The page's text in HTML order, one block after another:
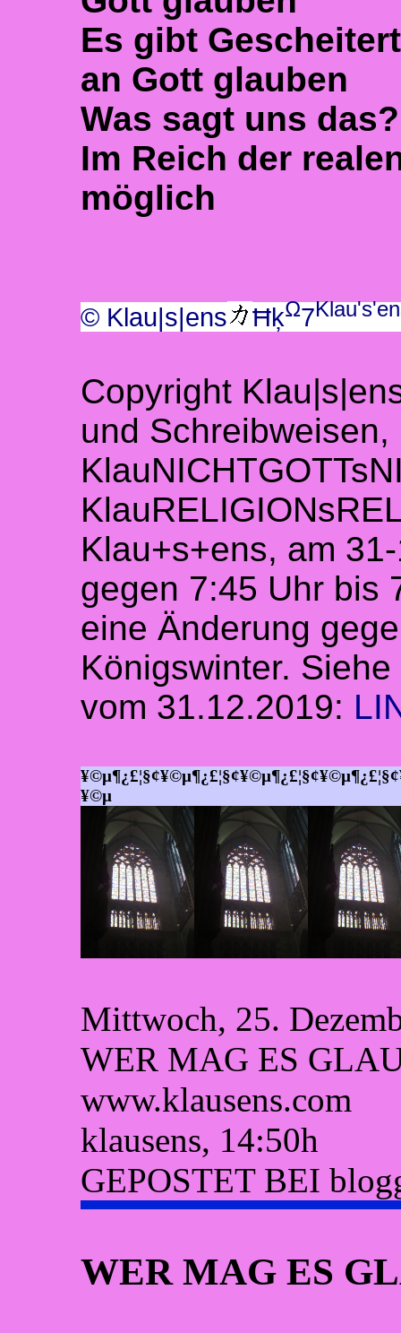
Es gibt
an Gott glauben
Was sagt uns das?
Im Reich der
möglich
© Klau|s|ens ĦķΩ7
Copyright
und Schreibweisen,
Klau+s+ens, am
gegen 7:45 Uhr
eine Änderung
Königswinter.
vom 31.12.2019:
¥©µ
Mittwoch, 25.
WER MAG ES
www.klausens.com
klausens, 14:50h
GEPOSTET BEI
WER MAG ES